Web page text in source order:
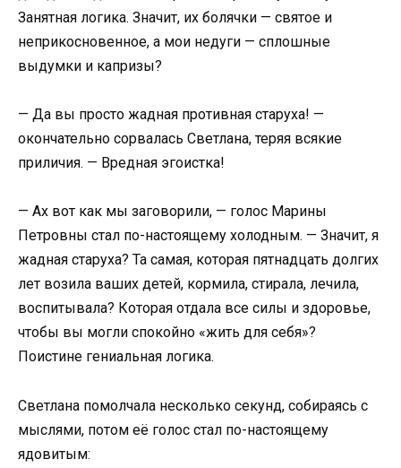
Занятная логика. Значит, их болячки — святое и
неприкосновенное, а мои недуги — сплошные
выдумки и капризы?
— Да вы просто жадная противная старуха! —
окончательно сорвалась Светлана, теряя всякие
приличия. — Вредная эгоистка!
— Ах вот как мы заговорили, — голос Марины
Петровны стал по-настоящему холодным. — Значит, я
жадная старуха? Та самая, которая пятнадцать долгих
лет возила ваших детей, кормила, стирала, лечила,
воспитывала? Которая отдала все силы и здоровье,
чтобы вы могли спокойно «жить для себя»?
Поистине гениальная логика.
Светлана помолчала несколько секунд, собираясь с
мыслями, потом её голос стал по-настоящему
ядовитым: